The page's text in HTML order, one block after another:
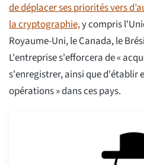
de déplacer ses priorités vers
la cryptographie,y compris
Royaume-Uni, le Canada, le
L'entreprise s'efforcera de «
s'enregistrer, ainsi que d'établir
opérations » dans ces pays.